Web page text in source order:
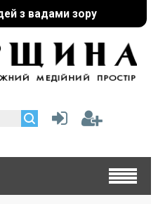
з вадами зору